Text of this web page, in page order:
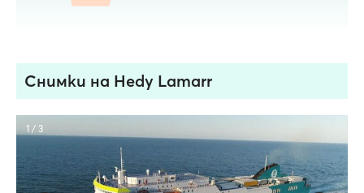
Снимки на Hedy Lamarr
1 / 3